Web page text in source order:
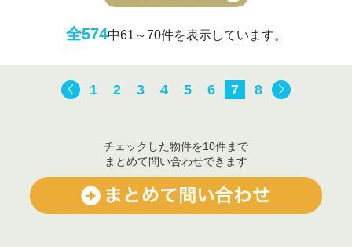
全574中61～70件を表示しています。
1 2 3 4 5 6 7 8
チェックした物件を10件まで
まとめて問い合わせできます